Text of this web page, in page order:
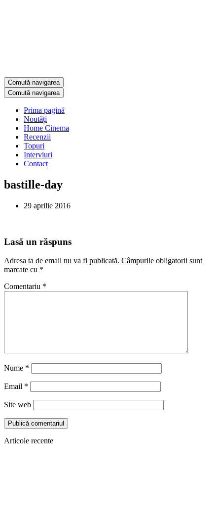
Comută navigarea
Comută navigarea
Prima pagină
Noutăți
Home Cinema
Recenzii
Topuri
Interviuri
Contact
bastille-day
29 aprilie 2016
Lasă un răspuns
Adresa ta de email nu va fi publicată. Câmpurile obligatorii sunt
marcate cu *
Comentariu *
Nume *
Email *
Site web
Articole recente